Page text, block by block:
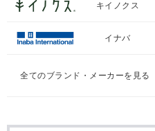
キイノクス
イナバ
全てのブランド・メーカーを見る